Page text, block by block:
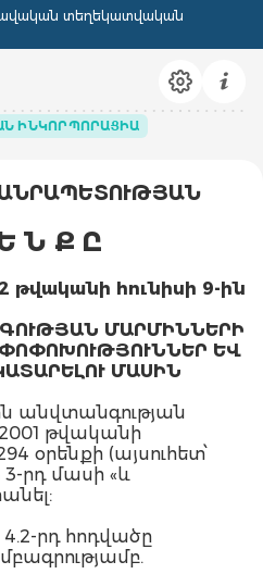
տեղեկատվական
ԻՆԿՈՐՊՈՐԱՑԻԱ
Ն Ք Ը
թվականի հունիսի 9-ին
ՄԱՐՄԻՆՆԵՐԻ
ԵՎ
ՄԱՍԻՆ
անվտանգության
2001 թվականի
օրենքի (այսուհետ՝
րդ մասի «և
րդ հոդվածը